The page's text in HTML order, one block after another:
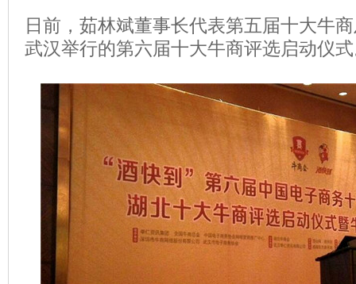
日前，茹林斌董事长代表第五届十大牛
武汉举行的第六届十大牛商评选启动仪